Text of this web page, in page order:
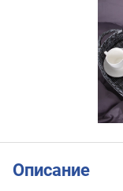
Описание